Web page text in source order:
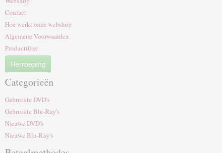
Contact
Hoe werkt onze webshop
Algemene Voorwaarden
Productfilter
Herroeping
Categorieën
Gebruikte DVD's
Gebruikte Blu-Ray's
Nieuwe DVD's
Nieuwe Blu-Ray's